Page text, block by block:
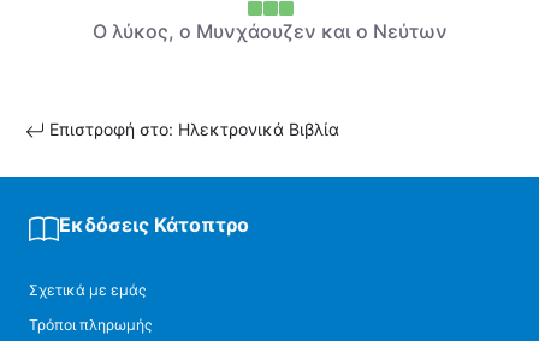
Ο λύκος, ο Μυνχάουζεν και ο Νεύτων
Επιστροφή στο: Ηλεκτρονικά Βιβλία
Εκδόσεις Κάτοπτρο
Σχετικά με εμάς
Τρόποι πληρωμής